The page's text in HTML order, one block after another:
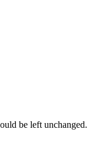
be left unchanged.